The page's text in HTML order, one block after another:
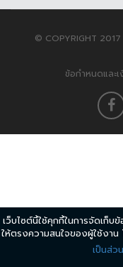
© COPYRIGHT 2017
ข้อกำหนดและเ
เว็บไซต์นี้ใช้คุกกี้ในการจัดเก็บ
ให้ตรงความสนใจของผู้ใช้งาน
เป็นส่ว